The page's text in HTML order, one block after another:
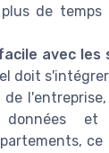
de temps
avec les
doit
de
et